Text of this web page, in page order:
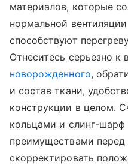
материалов, которые
нормальной
способствуют
Отнеситесь серьезно к
новорожденного,
и состав ткани,
конструкции в целом.
кольцами и слинг-шарф
преимуществами
скорректировать